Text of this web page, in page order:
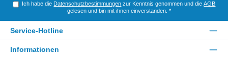
Ich habe die Datenschutzbestimmungen zur Kenntnis genommen und dieAGB
gelesen und bin mit ihnen einverstanden. *
Service-Hotline
Informationen